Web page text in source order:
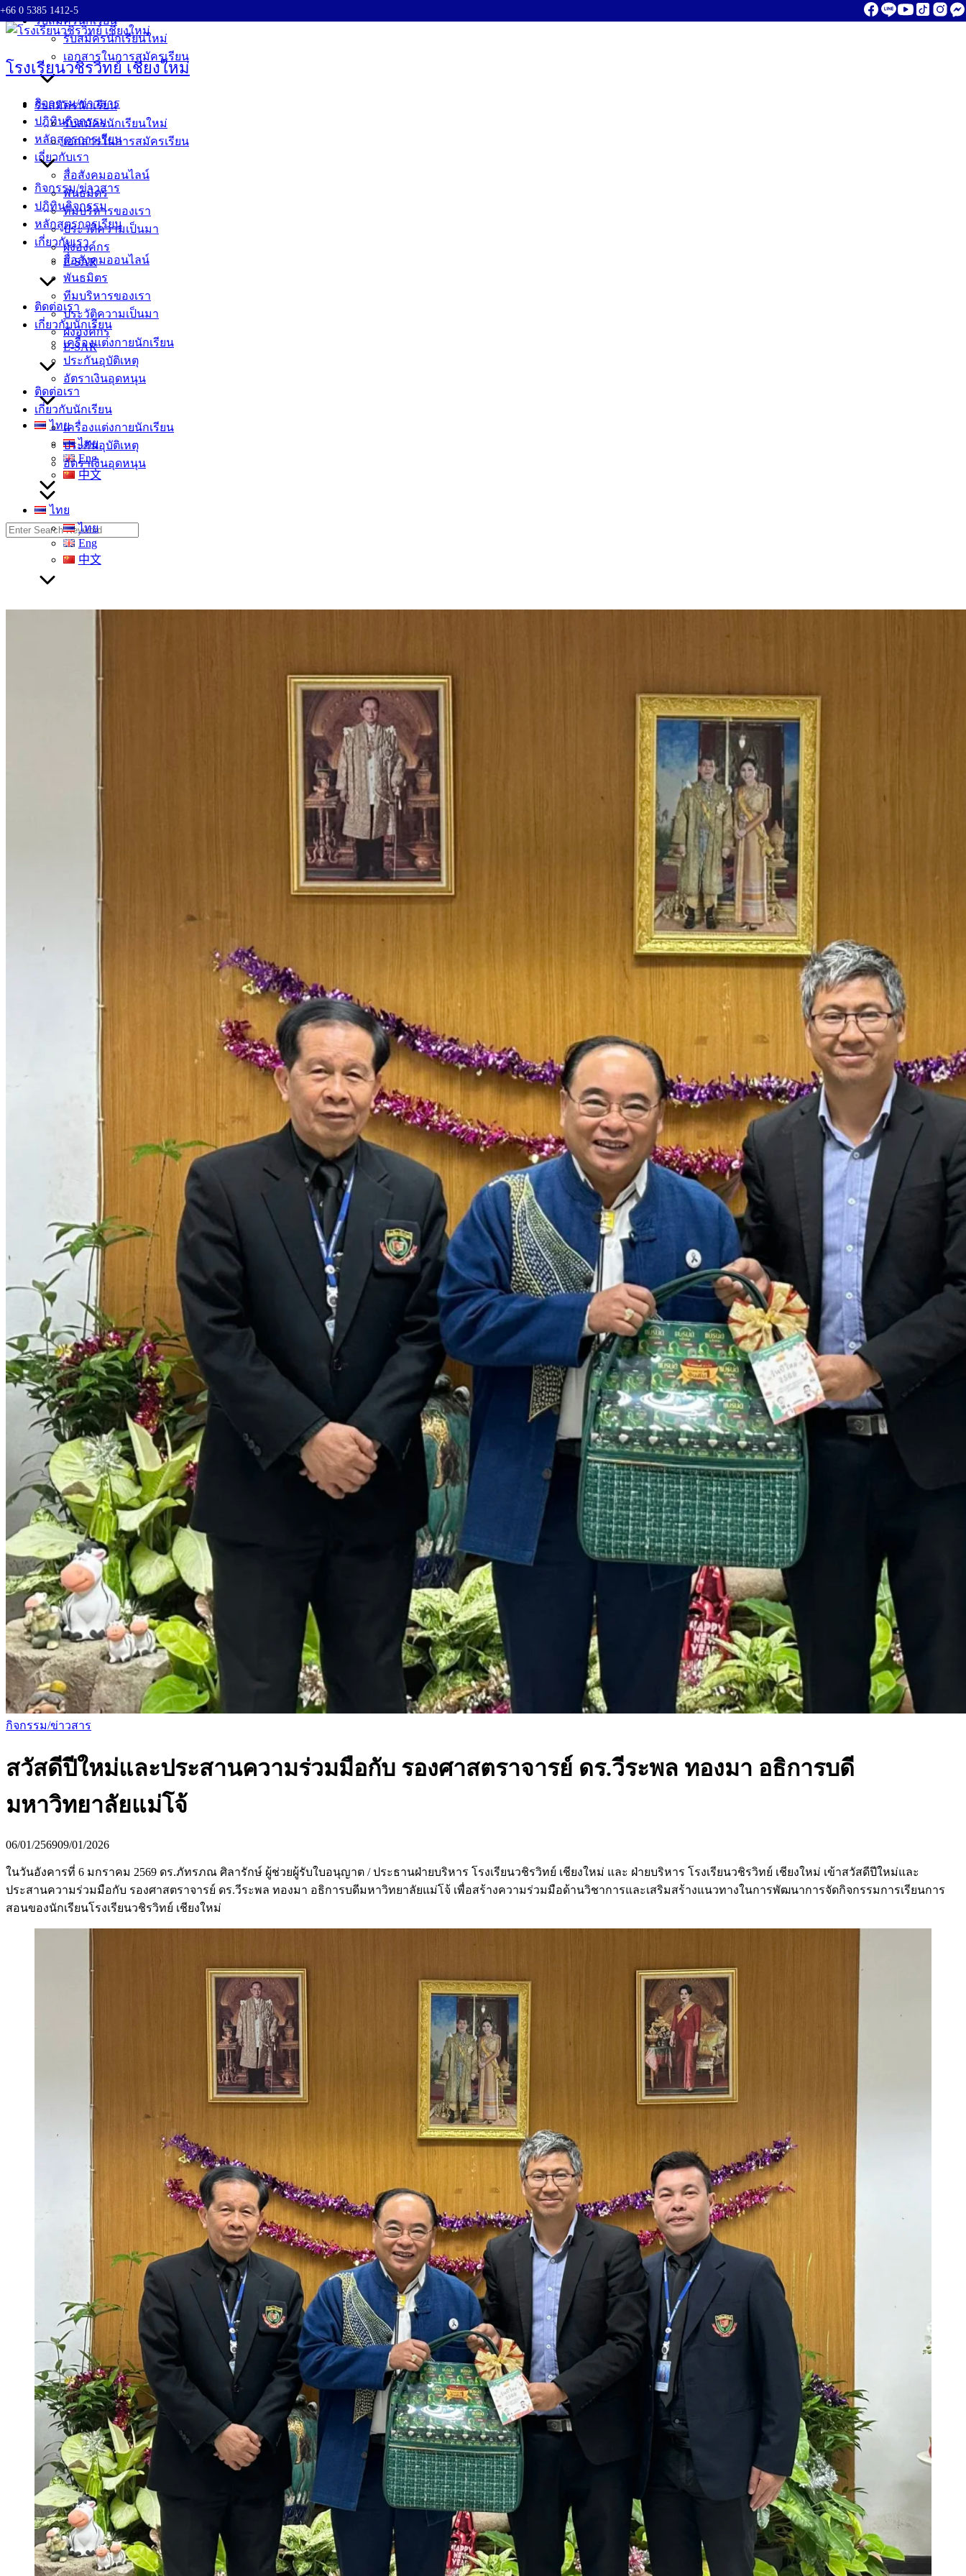
Skip
to
+66 0 5385 1412-5
โรงเรียนวชิรวิทย์ เชียงใหม่
รับสมัครนักเรียน
รับสมัครนักเรียนใหม่
เอกสารในการสมัครเรียน
กิจกรรม/ข่าวสาร
ปฎิทินกิจกรรม
หลักสูตรการเรียน
เกี่ยวกับเรา
สื่อสังคมออนไลน์
พันธมิตร
ทีมบริหารของเรา
ประวัติความเป็นมา
ผังองค์กร
E-SAR
ติดต่อเรา
เกี่ยวกับนักเรียน
เครื่องแต่งกายนักเรียน
ประกันอุบัติเหตุ
อัตราเงินอุดหนุน
ไทย
ไทย
Eng
中文
รับสมัครนักเรียน
รับสมัครนักเรียนใหม่
เอกสารในการสมัครเรียน
กิจกรรม/ข่าวสาร
ปฎิทินกิจกรรม
หลักสูตรการเรียน
เกี่ยวกับเรา
สื่อสังคมออนไลน์
พันธมิตร
ทีมบริหารของเรา
ประวัติความเป็นมา
ผังองค์กร
E-SAR
ติดต่อเรา
เกี่ยวกับนักเรียน
เครื่องแต่งกายนักเรียน
ประกันอุบัติเหตุ
อัตราเงินอุดหนุน
ไทย
ไทย
Eng
中文
Search
for:
กิจกรรม/ข่าวสาร
สวัสดีปีใหม่และประสานความร่วมมือกับ รองศาสตราจารย์ ดร.วีระพล ทองมา อธิการบดี
มหาวิทยาลัยแม่โจ้
06/01/256909/01/2026
ในวันอังคารที่ 6 มกราคม 2569 ดร.ภัทรภณ ศิลารักษ์ ผู้ช่วยผู้รับใบอนุญาต / ประธานฝ่ายบริหาร โรงเรียนวชิรวิทย์ เชียงใหม่ และ ฝ่ายบริหาร โรงเรียนวชิรวิทย์ เชียงใหม่ เข้าสวัสดีปีใหม่และ
ประสานความร่วมมือกับ รองศาสตราจารย์ ดร.วีระพล ทองมา อธิการบดีมหาวิทยาลัยแม่โจ้ เพื่อสร้างความร่วมมือด้านวิชาการและเสริมสร้างแนวทางในการพัฒนาการจัดกิจกรรมการเรียนการ
สอนของนักเรียนโรงเรียนวชิรวิทย์ เชียงใหม่